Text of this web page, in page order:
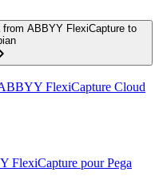
ABBYY FlexiCapture to
FlexiCapture Cloud
FlexiCapture pour Pega